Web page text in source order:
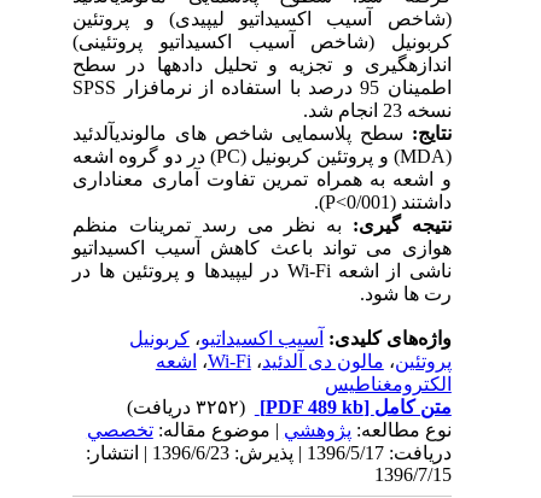
(شاخص آسیب اکسیداتیو لیپیدی) و پروتئین
کربونیل (شاخص آسیب اکسیداتیو پروتئینی)
اندازه­گیری و تجزیه و تحلیل داده­ها در سطح
SPSS
سطح پلاسمایی شاخص ­های مالون­دی­آلدئید
) و پروتئین کربونیل (PC) در دو گروه اشعه
و اشعه به همراه تمرین تفاوت آماری معناداری
P<
).
نتیجه­ گیری:به­ نظر می ­رسد تمرینات منظم
هوازی می ­تواند باعث کاهش آسیب اکسیداتیو
ناشی از اشعه
Wi-Fiدر لیپیدها و پروتئین­ ها در
رت­ ها شود.
واژه‌های کلیدی:آسیب اکسیداتیو،کربونیل
،مالون دی آلدئید،Wi-Fi،اشعه
الکترومغناطیس
متن کامل[PDF 489 kb]
(۳۲۵۲ دریافت)
نوع مطالعه:پژوهشي| موضوع مقاله:تخصصي
دریافت: 1396/5/17 | پذیرش: 1396/6/23 | انتشار:
1396/7/15